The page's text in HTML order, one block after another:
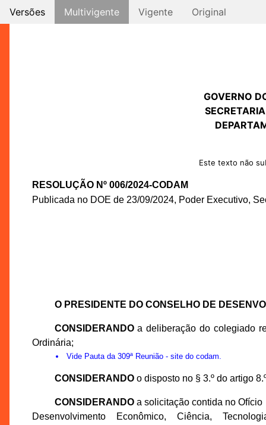
Versões Multivigente Vigente Original
GOVERNO
Este texto não
RESOLUÇÃO Nº 006/2024-CODAM
Publicada no DOE de 23/09/2024, Poder Executivo,
O PRESIDENTE DO CONSELHO DE
CONSIDERANDOa deliberação do colegiado
Ordinária;
Vide Pauta da 309ª Reunião- site do codam.
CONSIDERANDOo disposto no § 3.º do artigo
CONSIDERANDOa solicitação contida no Ofício
Desenvolvimento Econômico, Ciência,